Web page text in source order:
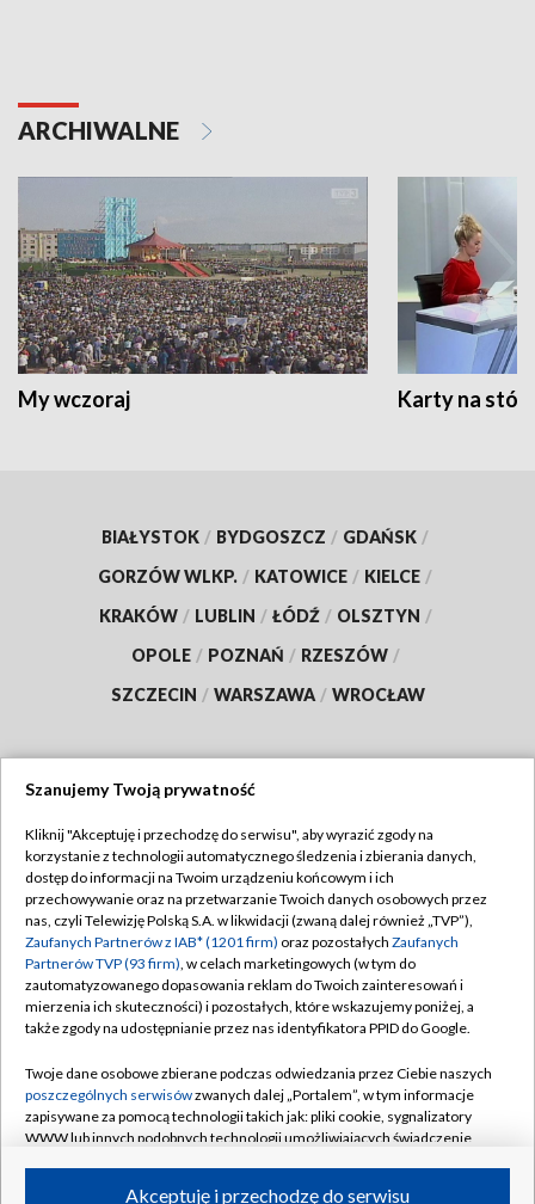
ARCHIWALNE
My wczoraj Karty na
BIAŁYSTOK / BYDGOSZCZ / GDAŃSK /
GORZÓW WLKP. / KATOWICE / KIELCE /
KRAKÓW / LUBLIN / ŁÓDŹ / OLSZTYN /
OPOLE / POZNAŃ / RZESZÓW /
SZCZECIN / WARSZAWA / WROCŁAW
TVP
Abonament TVP
Emisja w TVP
Centrum informacji TVP
Naziemna Telewizja Cyfrowa
Rada Programowa
System NOS
Informacje o nadawcy
Regulamin TVP
Polityka prywatności
Moje zgody
Pomoc
Kontakt
Kanały
Szanujemy Twoją prywatność
Kliknij "Akceptuję i przechodzę do serwisu", aby wyrazić zgody na
korzystanie z technologii automatycznego śledzenia i zbierania danych,
dostęp do informacji na Twoim urządzeniu końcowym i ich
przechowywanie oraz na przetwarzanie Twoich danych osobowych przez
nas, czyli Telewizję Polską S.A. w likwidacji (zwaną dalej również „TVP”),
Zaufanych Partnerów z IAB* (1201 firm) oraz pozostałych Zaufanych
Partnerów TVP (93 firm), w celach marketingowych (w tym do
zautomatyzowanego dopasowania reklam do Twoich zainteresowań i
mierzenia ich skuteczności) i pozostałych, które wskazujemy poniżej, a
także zgody na udostępnianie przez nas identyfikatora PPID do Google.
Twoje dane osobowe zbierane podczas odwiedzania przez Ciebie naszych
poszczególnych serwisówzwanych dalej „Portalem”, w tym informacje
zapisywane za pomocą technologii takich jak: pliki cookie, sygnalizatory
WWW lub innych podobnych technologii umożliwiających świadczenie
Akceptuję i przechodzę do serwisu